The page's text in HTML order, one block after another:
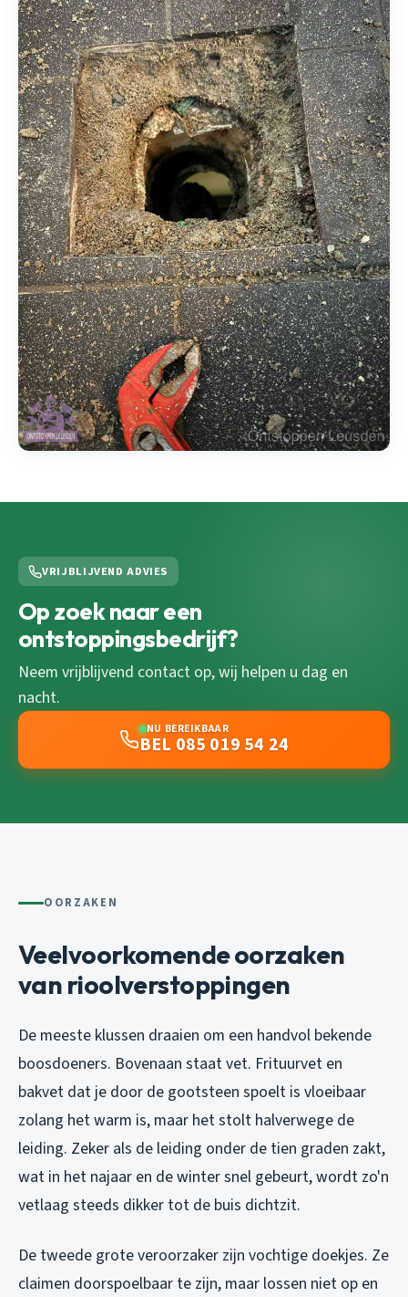
VRIJBLIJVEND ADVIES
Op zoek naar een
ontstoppingsbedrijf?
Neem vrijblijvend contact op, wij helpen u dag en
nacht.
NU BEREIKBAAR
BEL 085 019 54 24
OORZAKEN
Veelvoorkomende oorzaken
van rioolverstoppingen
De meeste klussen draaien om een handvol bekende
boosdoeners. Bovenaan staat vet. Frituurvet en
bakvet dat je door de gootsteen spoelt is vloeibaar
zolang het warm is, maar het stolt halverwege de
leiding. Zeker als de leiding onder de tien graden zakt,
wat in het najaar en de winter snel gebeurt, wordt zo'n
vetlaag steeds dikker tot de buis dichtzit.
De tweede grote veroorzaker zijn vochtige doekjes. Ze
claimen doorspoelbaar te zijn, maar lossen niet op en